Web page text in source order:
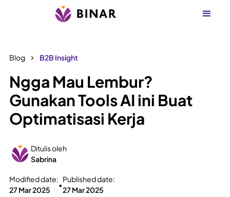
Blog B2B Insight
Ngga Mau Lembur?
Gunakan Tools AI ini Buat
Optimatisasi Kerja
Ditulis oleh
Sabrina
Modified date:
27 Mar 2025
•
Published date:
27 Mar 2025